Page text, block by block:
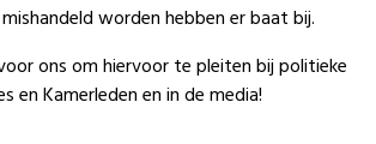
worden hebben er baat bij.
ons om hiervoor te pleiten bij politieke
en Kamerleden en in de media!